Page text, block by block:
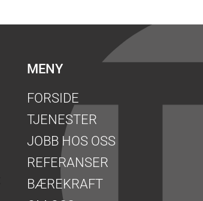
MENY
FORSIDE
TJENESTER
JOBB HOS OSS
REFERANSER
BÆREKRAFT